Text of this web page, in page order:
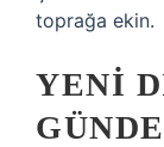
toprağa ekin.
YENI